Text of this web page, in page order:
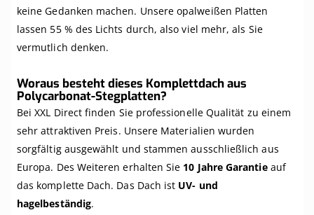
keine Gedanken machen. Unsere opalweißen Platten
lassen 55 % des Lichts durch, also viel mehr, als Sie
vermutlich denken.
Woraus besteht dieses Komplettdach aus
Polycarbonat-Stegplatten?
Bei XXL Direct finden Sie professionelle Qualität zu einem
sehr attraktiven Preis. Unsere Materialien wurden
sorgfältig ausgewählt und stammen ausschließlich aus
Europa. Des Weiteren erhalten Sie 10 Jahre Garantieauf
das komplette Dach. Das Dach ist UV- und
hagelbeständig.